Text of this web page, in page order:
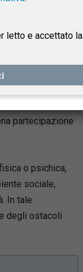
ultimi decenni, il
e la
la disabilità
per
partecipazione
o psichica,
sociale,
In tale
degli ostacoli
letto e accettato la